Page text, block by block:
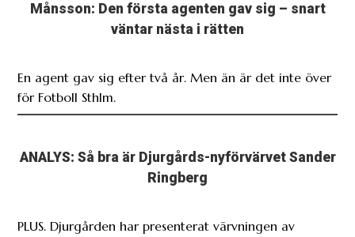
Månsson: Den första agenten gav sig – snart
väntar nästa i rätten
En agent gav sig efter två år. Men än är det inte över
för Fotboll Sthlm.
ANALYS: Så bra är Djurgårds-nyförvärvet Sander
Ringberg
PLUS. Djurgården har presenterat värvningen av